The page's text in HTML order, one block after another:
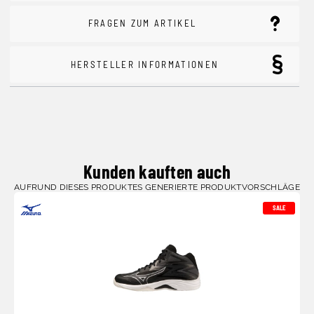
FRAGEN ZUM ARTIKEL
HERSTELLER INFORMATIONEN
Kunden kauften auch
AUFRUND DIESES PRODUKTES GENERIERTE PRODUKTVORSCHLÄGE
SALE